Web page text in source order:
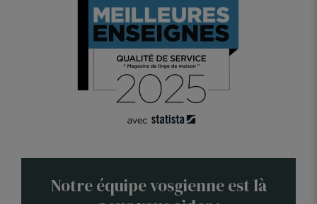
Notre équipe vosgienne est là